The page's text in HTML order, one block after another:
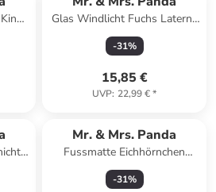
Glas Windlicht Fuchs Laterne
ohne Spruch in Transparent
-31%
15,85 €
UVP: 22,99 €*
Mr. & Mrs. Panda
Fussmatte Eichhörnchen
Blume ohne Spruch in
Schwarz
-31%